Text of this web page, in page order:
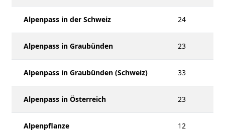
Alpenpass in der Schweiz 24
Alpenpass in Graubünden 23
Alpenpass in Graubünden (Schweiz) 33
Alpenpass in Österreich 23
Alpenpflanze 12